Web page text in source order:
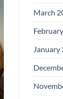
March
January